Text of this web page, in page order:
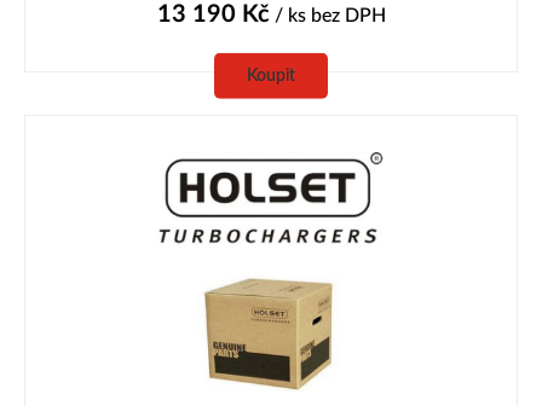
13 190 Kč/ ks bez DPH
Koupit